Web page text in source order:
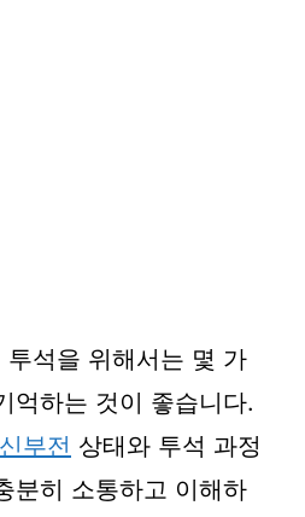
투석을 위해서는 몇 가
억하는 것이 좋습니다.
부전 상태와 투석 과정
분히 소통하고 이해하